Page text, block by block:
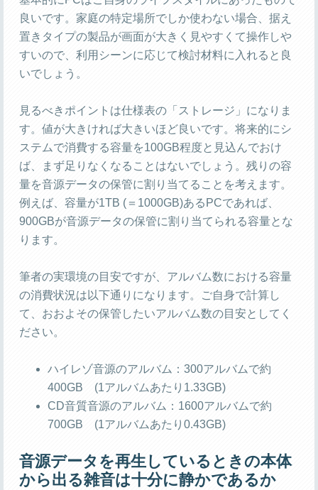
良いです。家庭の特定場所でしか使わない場合、据え
置きタイプの製品が画面が大きく見やすくて操作しや
すいので、利用シーンに応じて検討材料に入れると良
いでしょう。
見るべきポイントは仕様表の「ストレージ」になりま
す。値が大きければ大きいほど良いです。将来的にシ
ステムで消費する容量を100GB程度と見込んでおけ
ば、まず足りなくなることはないでしょう。残りの容
量を音源データの保管に割り当てることを考えます。
例えば、容量が1TB (＝1000GB)あるPCであれば、
900GBが音源データの保管に割り当てられる容量とな
ります。
筆者の実環境の目安ですが、アルバム数における容量
の消費状況は以下通りになります。ご自身で計算し
て、おおよその保管したいアルバム数の目安としてく
ださい。
ハイレゾ音源のアルバム：300アルバムで約
400GB (1アルバムあたり1.33GB)
CD音質音源のアルバム：1600アルバムで約
700GB (1アルバムあたり0.43GB)
音源データを再生しているときの本体
から出る雑音は十分に静かであるか